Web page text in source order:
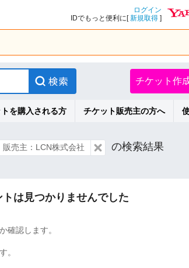
ログイン
IDでもっと便利に[新規取得 ]
チケット作
を購入される方 チケット販売主の方へ
販売主：LCN株式会社 の検索結果
は見つかりませんでした
確認します。
。